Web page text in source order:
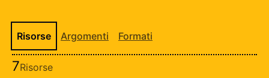
Lista delle risorse
Risorse Argomenti Formati
7Risorse